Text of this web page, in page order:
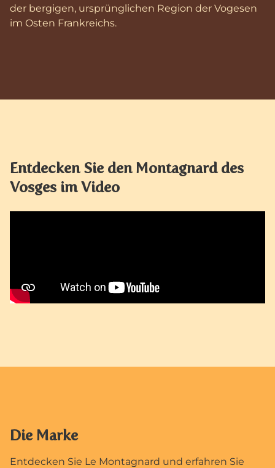
der bergigen, ursprünglichen Region der Vogesen
im Osten Frankreichs.
Entdecken Sie den Montagnard des
Vosges im Video
Die Marke
Entdecken Sie Le Montagnard und erfahren Sie